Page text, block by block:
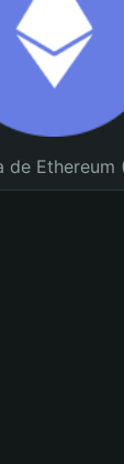
de Ethereum